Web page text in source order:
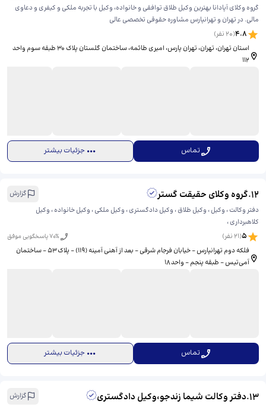
گروه وکلای آپادانا بهترین وکیل طلاق توافقی و خانواده، وکیل با تجربه ملکی و کیفری و دعاوی
مالی. در تهران و تهرانپارس مشاوره حقوقی تخصصی عالی
4.8
(
20نفر)
استان تهران، تهران، تهران پارس، امیری طائمه، ​ساختمان گلستان پلاک 30 طبقه سوم واحد
112
تماس جزئیات بیشتر
12
.گروه وکلای حقیقت گستر
گزارش
دفتر وکالت ، وکیل ، وکیل طلاق ، وکیل دادگستری ، وکیل ملکی ، وکیل خانواده ، وکیل
کلاهبرداری ،
5
(
21نفر) 70% پاسخگویی موفق
فلکه دوم تهرانپارس – خیابان فرجام شرقی – بعد از آهنی آمینه (۱۱۹) – پلاک ۵۳ – ساختمان
آمی‌تیس – طبقه پنجم – واحد ۱۸
تماس جزئیات بیشتر
13
.دفتر وکالت شیما زندجو،وکیل دادگستری
گزارش